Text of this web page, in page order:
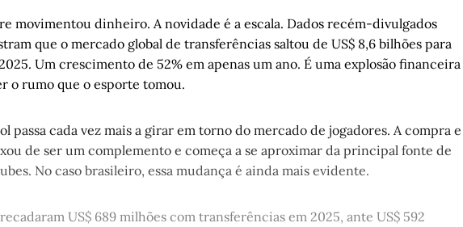
movimentou dinheiro. A novidade é a escala. Dados recém-divulgados
que o mercado global de transferências saltou de US$ 8,6 bilhões para
Um crescimento de 52% em apenas um ano. É uma explosão financeira
o rumo que o esporte tomou.
passa cada vez mais a girar em torno do mercado de jogadores. A compra e
de ser um complemento e começa a se aproximar da principal fonte de
No caso brasileiro, essa mudança é ainda mais evidente.
US$ 689 milhões com transferências em 2025, ante US$ 592